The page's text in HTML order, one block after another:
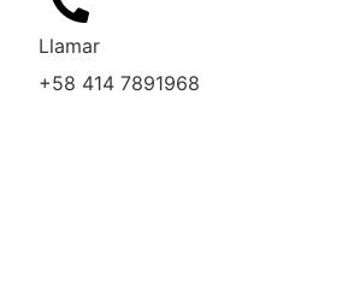
Llamar
+58 414 7891968